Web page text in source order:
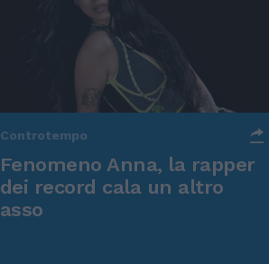
Controtempo
Fenomeno Anna, la rapper
dei record cala un altro
asso